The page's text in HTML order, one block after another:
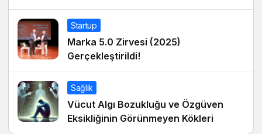
Okuryazarlığı Dersinin Konuğu Oldu
Startup
Marka 5.0 Zirvesi (2025)
Gerçekleştirildi!
Sağlık
Vücut Algı Bozukluğu ve Özgüven
Eksikliğinin Görünmeyen Kökleri